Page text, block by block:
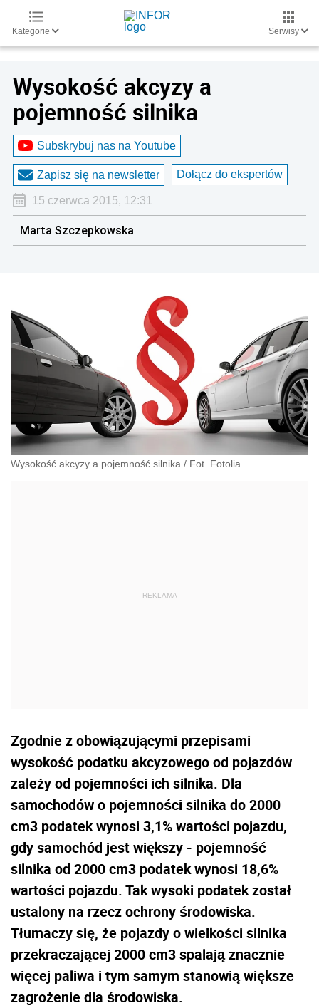
Kategorie Serwisy
Wysokość akcyzy a
pojemność silnika
Subskrybuj nas na Youtube
Zapisz się na newsletter Dołącz do ekspertów
15 czerwca 2015, 12:31
Marta Szczepkowska
Wysokość akcyzy a pojemność silnika / Fot. Fotolia
Zgodnie z obowiązującymi przepisami
wysokość podatku akcyzowego od pojazdów
zależy od pojemności ich silnika. Dla
samochodów o pojemności silnika do 2000
cm3 podatek wynosi 3,1% wartości pojazdu,
gdy samochód jest większy - pojemność
silnika od 2000 cm3 podatek wynosi 18,6%
wartości pojazdu. Tak wysoki podatek został
ustalony na rzecz ochrony środowiska.
Tłumaczy się, że pojazdy o wielkości silnika
przekraczającej 2000 cm3 spalają znacznie
więcej paliwa i tym samym stanowią większe
zagrożenie dla środowiska.